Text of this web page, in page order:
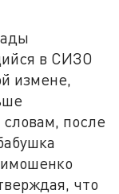
в СИЗО
измене,
после
что